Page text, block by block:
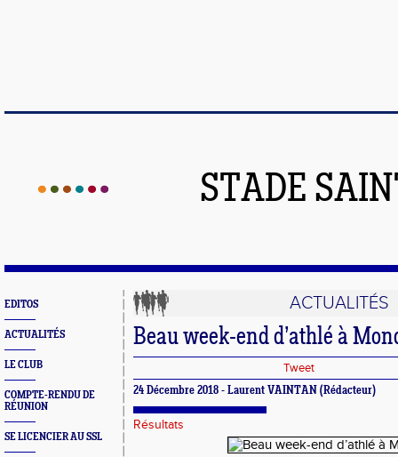
STADE
EDITOS
ACTUALITÉS
LE CLUB
COMPTE-RENDU DE
RÉUNION
SE LICENCIER AU SSL
ACTUALITÉS
Beau week-end d’athlé à
Tweet
24 Décembre 2018 - Laurent VAINTAN (Rédacteur)
Résultats